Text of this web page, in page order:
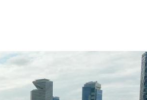
такі міста й у Європі, Північній
їхнього створення ми вже